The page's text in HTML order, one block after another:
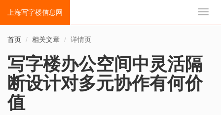
切
上海写字楼信息网
首页 相关文章 详情页
写字楼办公空间中灵活隔
断设计对多元协作有何价
值